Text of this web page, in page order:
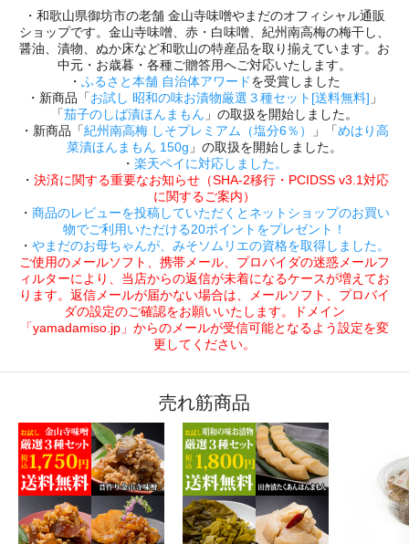
・和歌山県御坊市の老舗 金山寺味噌やまだのオフィシャル通販
ショップです。金山寺味噌、赤・白味噌、紀州南高梅の梅干し、
醤油、漬物、ぬか床など和歌山の特産品を取り揃えています。お
中元・お歳暮・各種ご贈答用へご対応いたします。
・ ふるさと本舗 自治体アワードを受賞しました
・新商品「お試し 昭和の味お漬物厳選３種セット[送料無料] 」
「茄子のしば漬ほんまもん 」の取扱を開始しました。
・新商品「紀州南高梅 しそプレミアム（塩分6％） 」「めはり高
菜漬ほんまもん 150g 」の取扱を開始しました。
・ 楽天ペイに対応しました。
・ 決済に関する重要なお知らせ（SHA-2移行・PCIDSS v3.1対応
に関するご案内）
・ 商品のレビューを投稿していただくとネットショップのお買い
物でご利用いただける20ポイントをプレゼント！
・ やまだのお母ちゃんが、みそソムリエの資格を取得しました。
ご使用のメールソフト、携帯メール、プロバイダの迷惑メールフ
ィルターにより、当店からの返信が未着になるケースが増えてお
ります。返信メールが届かない場合は、メールソフト、プロバイ
ダの設定のご確認をお願いいたします。ドメイン
「yamadamiso.jp」からのメールが受信可能となるよう設定を変
更してください。
売れ筋商品